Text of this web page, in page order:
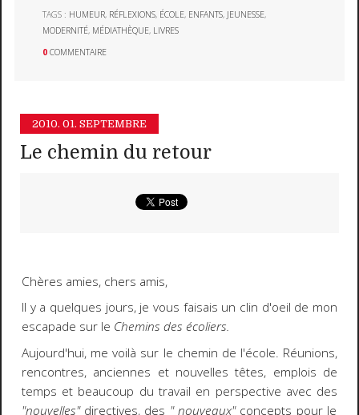
TAGS : HUMEUR, RÉFLEXIONS, ÉCOLE, ENFANTS, JEUNESSE,
MODERNITÉ, MÉDIATHÈQUE, LIVRES
0 COMMENTAIRE
2010. 01. SEPTEMBRE
Le chemin du retour
Chères amies, chers amis,
Il y a quelques jours, je vous faisais un clin d'oeil de mon
escapade sur le Chemins des écoliers.
Aujourd'hui, me voilà sur le chemin de l'école. Réunions,
rencontres, anciennes et nouvelles têtes, emplois de
temps et beaucoup du travail en perspective avec des
"nouvelles"directives, des " nouveaux"concepts pour le